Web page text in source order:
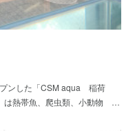
ンした「CSM aqua 稲荷
は熱帯魚、爬虫類、小動物 …